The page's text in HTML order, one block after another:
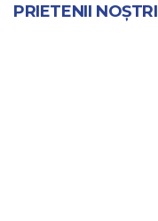
PRIETENII NOȘTRI